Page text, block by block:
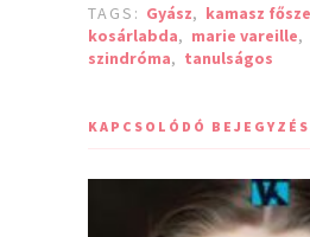
TAGS: Gyász, kamasz
kosárlabda, marie vareille,
szindróma, tanulságos
KAPCSOLÓDÓ